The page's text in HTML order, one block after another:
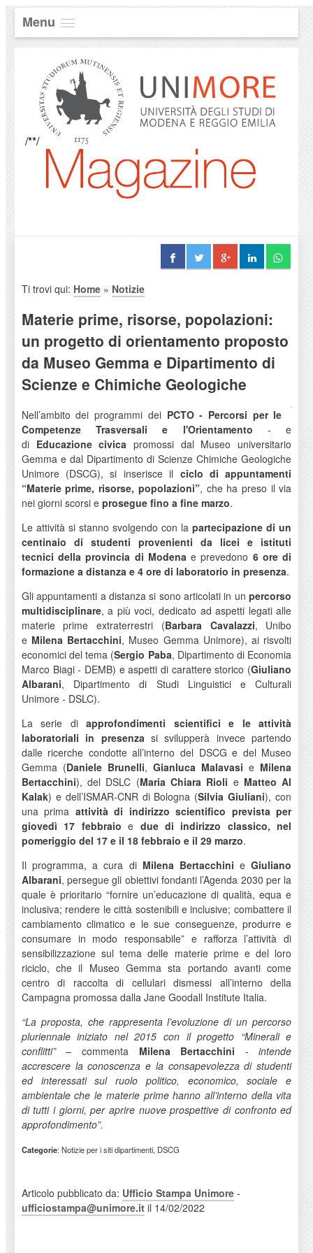
Menu
/**/
Ti trovi qui: Home» Notizie
Materie prime, risorse, popolazioni:
un progetto di orientamento proposto
da Museo Gemma e Dipartimento di
Scienze e Chimiche Geologiche
Nell’ambito dei programmi dei PCTO - Percorsi per le
Competenze Trasversali e l'Orientamento - e
di Educazione civica promossi dal Museo universitario
Gemma e dal Dipartimento di Scienze Chimiche Geologiche
Unimore (DSCG), si inserisce il ciclo di appuntamenti
“Materie prime, risorse, popolazioni”, che ha preso il via
nei giorni scorsi e prosegue fino a fine marzo.
Le attività si stanno svolgendo con lapartecipazione di un
centinaio di studenti provenienti da licei e istituti
tecnici della provincia di Modena e prevedono 6 ore di
formazione a distanza e 4 ore di laboratorio in presenza.
Gli appuntamenti a distanza si sono articolati in unpercorso
multidisciplinare, a più voci, dedicato ad aspetti legati alle
materie prime extraterrestri (Barbara Cavalazzi, Unibo
e Milena Bertacchini, Museo Gemma Unimore), ai risvolti
economici del tema (Sergio Paba, Dipartimento di Economia
Marco Biagi - DEMB) e aspetti di carattere storico (Giuliano
Albarani, Dipartimento di Studi Linguistici e Culturali
Unimore - DSLC).
La serie diapprofondimenti scientifici e le attività
laboratoriali in presenza si svilupperà invece partendo
dalle ricerche condotte all’interno del DSCG e del Museo
Gemma (Daniele Brunelli,Gianluca Malavasi e Milena
Bertacchini), del DSLC (Maria Chiara Rioli e Matteo Al
Kalak) e dell’ISMAR-CNR di Bologna (Silvia Giuliani), con
una prima attività di indirizzo scientifico prevista per
giovedì 17 febbraio e due di indirizzo classico, nel
pomeriggio del 17 e il 18 febbraio e il 29 marzo.
Il programma, a cura di Milena Bertacchini eGiuliano
Albarani, persegue gli obiettivi fondanti l’Agenda 2030 per la
quale è prioritario “fornire un’educazione di qualità, equa e
inclusiva; rendere le città sostenibili e inclusive; combattere il
cambiamento climatico e le sue conseguenze, produrre e
consumare in modo responsabile” e rafforza l’attività di
sensibilizzazione sul tema delle materie prime e del loro
riciclo, che il Museo Gemma sta portando avanti come
centro di raccolta di cellulari dismessi all’interno della
Campagna promossa dalla Jane Goodall Institute Italia.
“La proposta, che rappresenta l’evoluzione di un percorso
pluriennale iniziato nel 2015 con il progetto “Minerali e
conflitti” – commenta Milena Bertacchini - intende
accrescere la conoscenza e la consapevolezza di studenti
ed interessati sul ruolo politico, economico, sociale e
ambientale che le materie prime hanno all’interno della vita
di tutti i giorni, per aprire nuove prospettive di confronto ed
approfondimento”.
Categorie: Notizie per i siti dipartimenti, DSCG
Articolo pubblicato da: Ufficio Stampa Unimore-
ufficiostampa@unimore.itil 14/02/2022